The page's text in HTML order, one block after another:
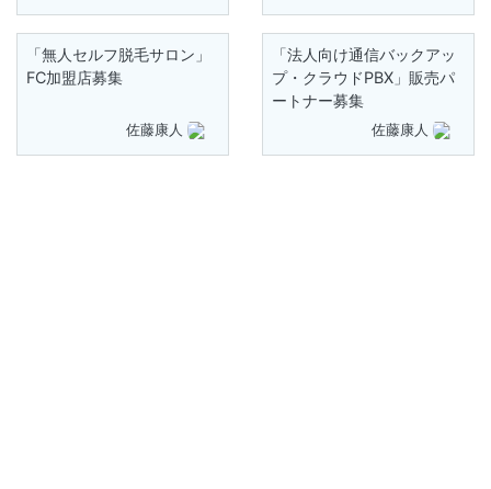
「無人セルフ脱毛サロン」
FC加盟店募集
佐藤康人
「法人向け通信バックアッ
プ・クラウドPBX」販売パ
ートナー募集
佐藤康人